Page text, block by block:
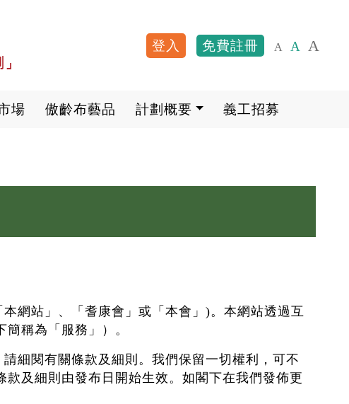
User account
登入 免費註冊 A A A
場 傲齡布藝品 計劃概要 義工招募
網站」、「耆康會」或「本會」)。本網站透過互
稱為「服務」）。
細閱有關條款及細則。我們保留一切權利，可不
及細則由發布日開始生效。如閣下在我們發佈更